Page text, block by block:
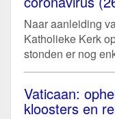
Naar aanleiding
Katholieke Kerk
stonden er nog
Vaticaan:
kloosters en